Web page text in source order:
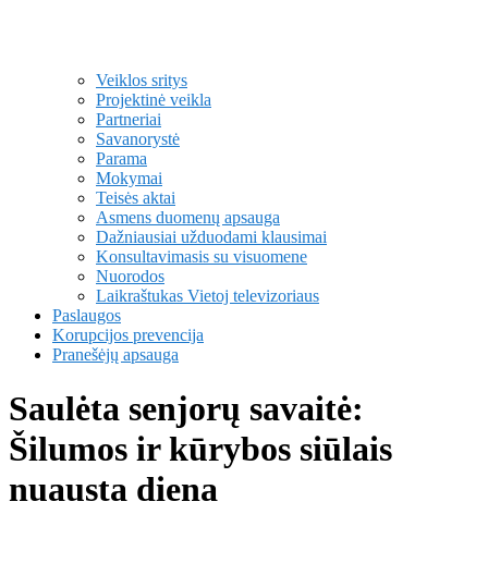
Veiklos sritys
Projektinė veikla
Partneriai
Savanorystė
Parama
Mokymai
Teisės aktai
Asmens duomenų apsauga
Dažniausiai užduodami klausimai
Konsultavimasis su visuomene
Nuorodos
Laikraštukas Vietoj televizoriaus
Paslaugos
Korupcijos prevencija
Pranešėjų apsauga
Saulėta senjorų savaitė:
Šilumos ir kūrybos siūlais
nuausta diena